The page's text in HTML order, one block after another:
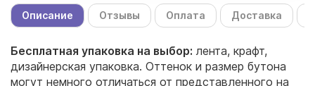
Описание Отзывы Оплата Доставка
Бесплатная упаковка на выбор: лента, крафт,
дизайнерская упаковка. Оттенок и размер бутона
могут немного отличаться от представленного на